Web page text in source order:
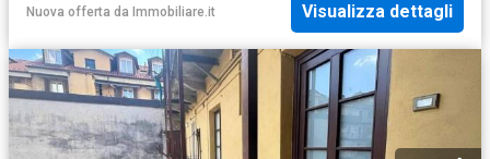
Nuova offerta da Immobiliare.it Visualizza dettagli